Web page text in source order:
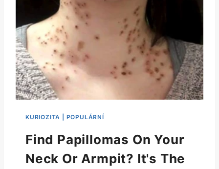
Find Papillomas On Your
Neck Or Armpit? It's The